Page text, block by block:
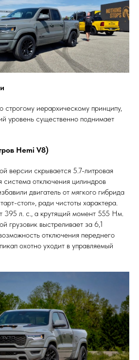
строгому иерархическому принципу,
уровень существенно поднимает
Hemi V8)
версии скрывается 5.7-литровая
система отключения цилиндров
двигатель от мягкого гибрида
стоп», ради чистоты характера.
395 л. с., а крутящий момент 555 Нм.
грузовик выстреливает за 6,1
отключения переднего
охотно уходит в управляемый